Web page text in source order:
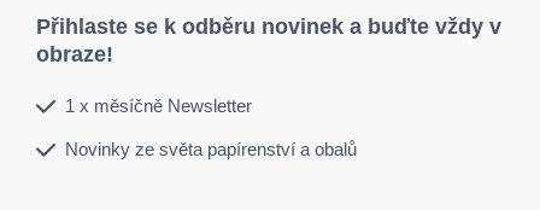
Přihlaste se k odběru novinek a buďte vždy v
obraze!
1 x měsíčně Newsletter
Novinky ze světa papírenství a obalů